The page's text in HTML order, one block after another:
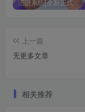
汇进系统[全新正式版重磅上线！一站式合规收款进件解决方案]
上一篇
无更多文章
相关推荐